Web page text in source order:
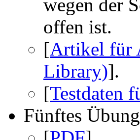
wegen der
offen ist.
[Artikel für
Library)].
[Testdaten
Fünftes